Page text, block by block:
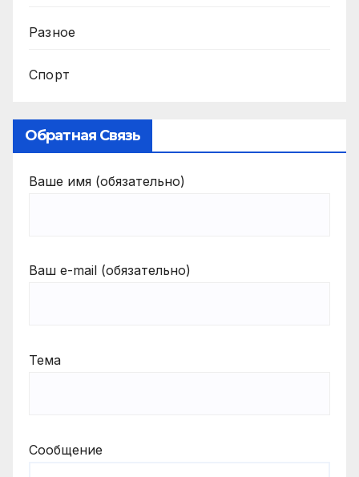
Разное
Спорт
Обратная Связь
Ваше имя (обязательно)
Ваш e-mail (обязательно)
Тема
Сообщение